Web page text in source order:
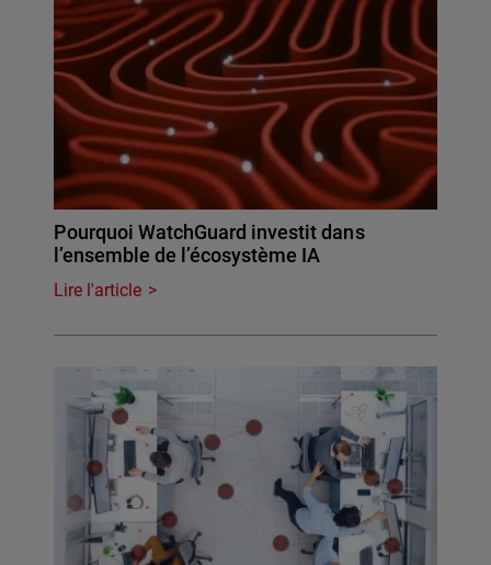
Pourquoi WatchGuard investit dans
l’ensemble de l’écosystème IA
Lire l'article